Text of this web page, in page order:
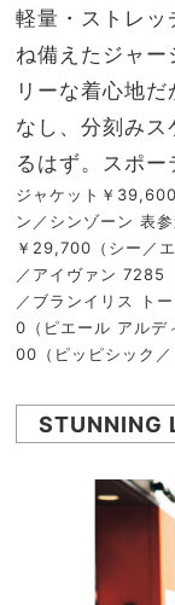
軽量・ストレ
ね備えたジャ
リーな着心地
なし、分刻み
るはず。スポー
ジャケット￥
ン／シンゾーン 表
￥29,700（シー／
／アイヴァン 7285
／ブランイリス ト
0（ピエール アルデ
00（ピッピシック／
STUNNING